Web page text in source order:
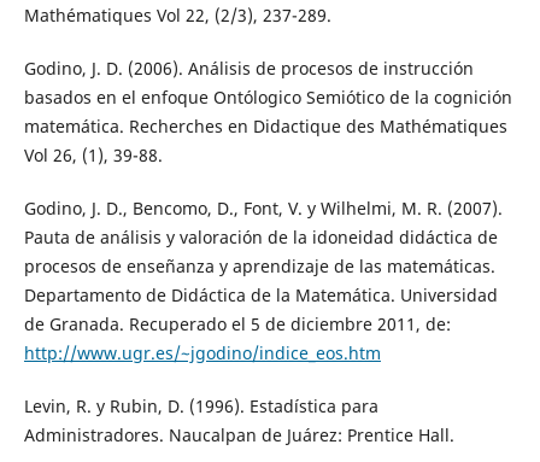
Mathématiques Vol 22, (2/3), 237-289.
Godino, J. D. (2006). Análisis de procesos de instrucción
basados en el enfoque Ontólogico Semiótico de la cognición
matemática. Recherches en Didactique des Mathématiques
Vol 26, (1), 39-88.
Godino, J. D., Bencomo, D., Font, V. y Wilhelmi, M. R. (2007).
Pauta de análisis y valoración de la idoneidad didáctica de
procesos de enseñanza y aprendizaje de las matemáticas.
Departamento de Didáctica de la Matemática. Universidad
de Granada. Recuperado el 5 de diciembre 2011, de:
http://www.ugr.es/~jgodino/indice_eos.htm
Levin, R. y Rubin, D. (1996). Estadística para
Administradores. Naucalpan de Juárez: Prentice Hall.